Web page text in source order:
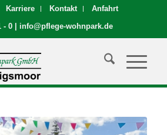
Karriere Kontakt
Anfahrt
- 0
info@pflege-wohnpark.de